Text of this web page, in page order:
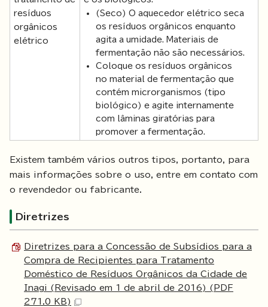
resíduos
orgânicos
elétrico
(Seco) O aquecedor elétrico seca
os resíduos orgânicos enquanto
agita a umidade. Materiais de
fermentação não são necessários.
Coloque os resíduos orgânicos
no material de fermentação que
contém microrganismos (tipo
biológico) e agite internamente
com lâminas giratórias para
promover a fermentação.
Existem também vários outros tipos, portanto, para
mais informações sobre o uso, entre em contato com
o revendedor ou fabricante.
Diretrizes
Diretrizes para a Concessão de Subsídios para a
Compra de Recipientes para Tratamento
Doméstico de Resíduos Orgânicos da Cidade de
Inagi (Revisado em 1 de abril de 2016) (PDF
271.0 KB)